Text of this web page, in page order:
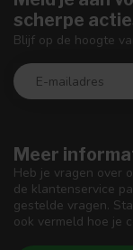
Meer
Heb je vragen over
de klantenservice
gestelde vragen.
ook vermeld hoe je
scherpe
Blijf op de hoogte